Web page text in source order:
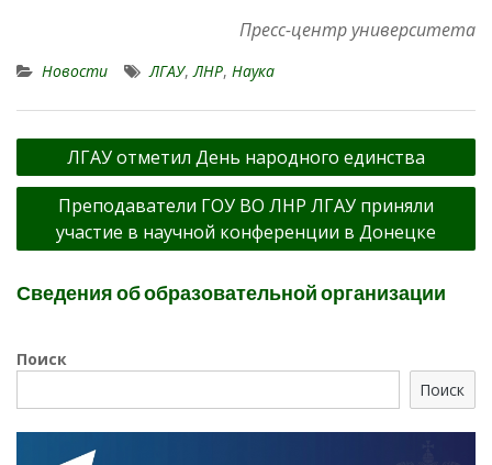
Пресс-центр университета
Новости ЛГАУ, ЛНР, Наука
Навигация
по
записям
ЛГАУ отметил День народного единства
Преподаватели ГОУ ВО ЛНР ЛГАУ приняли
участие в научной конференции в Донецке
Сведения об образовательной организации
Поиск
Поиск